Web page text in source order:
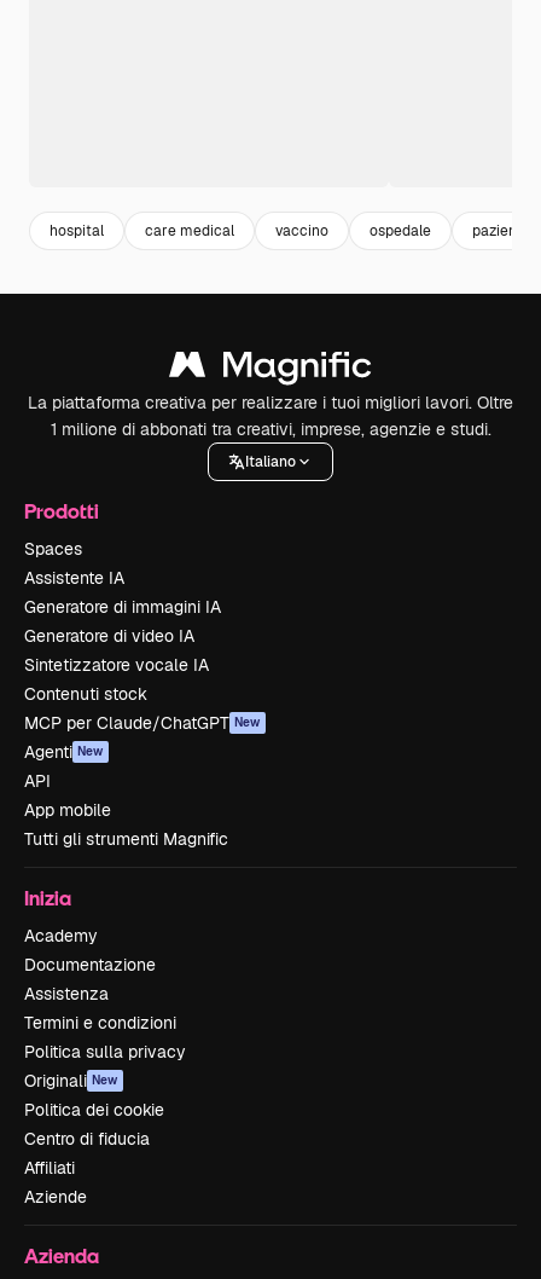
hospital care medical vaccino ospedale paziente
La piattaforma creativa per realizzare i tuoi migliori lavori. Oltre
1 milione di abbonati tra creativi, imprese, agenzie e studi.
Italiano
Prodotti
Spaces
Assistente IA
Generatore di immagini IA
Generatore di video IA
Sintetizzatore vocale IA
Contenuti stock
MCP per Claude/ChatGPT New
Agenti New
API
App mobile
Tutti gli strumenti Magnific
Inizia
Academy
Documentazione
Assistenza
Termini e condizioni
Politica sulla privacy
Originali New
Politica dei cookie
Centro di fiducia
Affiliati
Aziende
Azienda